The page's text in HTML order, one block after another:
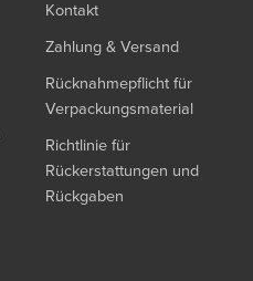
Kontakt
Zahlung & Versand
Rücknahmepflicht für
Verpackungsmaterial
Richtlinie für
Rückerstattungen und
Rückgaben